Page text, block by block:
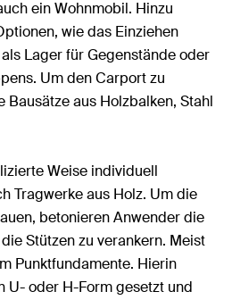
ein Wohnmobil. Hinzu
wie das Einziehen
Lager für Gegenstände oder
Um den Carport zu
aus Holzbalken, Stahl
Weise individuell
Tragwerke aus Holz. Um die
betonieren Anwender die
Stützen zu verankern. Meist
Punktfundamente. Hierin
U- oder H-Form gesetzt und